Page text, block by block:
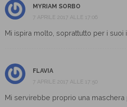
MYRIAM SORBO
7 APRILE 2017 ALLE 17:06
Mi ispira molto, soprattutto per i suoi
FLAVIA
7 APRILE 2017 ALLE 17:50
Mi servirebbe proprio una maschera